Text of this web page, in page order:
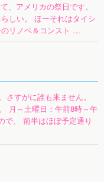
、アメリカの祭日です。
しい。 ほーそれはタイシ
リノベ＆コンスト …
すがに誰も来ません。
月～土曜日：午前8時～午
で、 前半はほぼ予定通り